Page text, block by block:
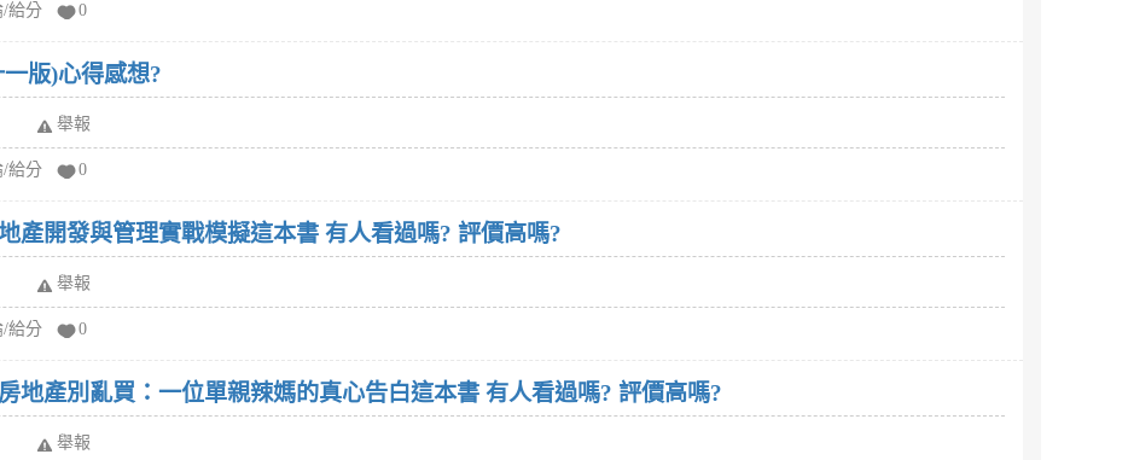
/給分 0
版)心得感想?
舉報
/給分 0
崧燁文化寫的中國房地產開發與管理實戰模擬這本書 有人看過嗎? 評價高嗎?
舉報
/給分 0
洪倩宜寫的錢難賺，房地產別亂買：一位單親辣媽的真心告白這本書 有人看過嗎? 評價高嗎?
舉報